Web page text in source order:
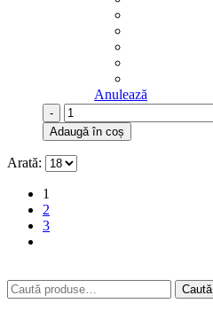
Anulează
-
Adaugă în coș
Arată:
1
2
3
Caută
după:
Caută